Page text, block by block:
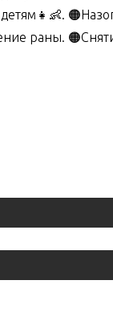
раны.